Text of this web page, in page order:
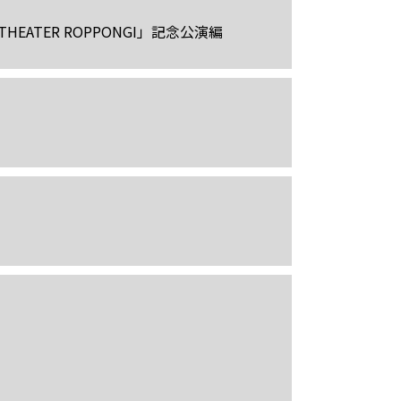
ROPPONGI」記念公演編